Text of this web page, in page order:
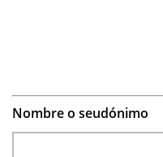
Nombre o seudónimo